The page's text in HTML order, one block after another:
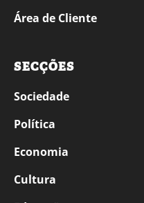
Área de Cliente
SECÇÕES
Sociedade
Política
Economia
Cultura